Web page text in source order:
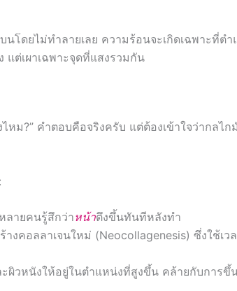
ดยไม่ทำลายเลย ความร้อนจะเกิดเฉพาะที่ตำ
แต่เผาเฉพาะจุดที่แสงรวมกัน
ม?” คำตอบคือจริงครับ แต่ต้องเข้าใจว่ากลไก
ลายคนรู้สึกว่าหน้าตึงขึ้นทันทีหลังทำ
างคอลลาเจนใหม่ (Neocollagenesis) ซึ่งใช้เว
ผิวหนังให้อยู่ในตำแหน่งที่สูงขึ้น คล้ายกับการขึ้